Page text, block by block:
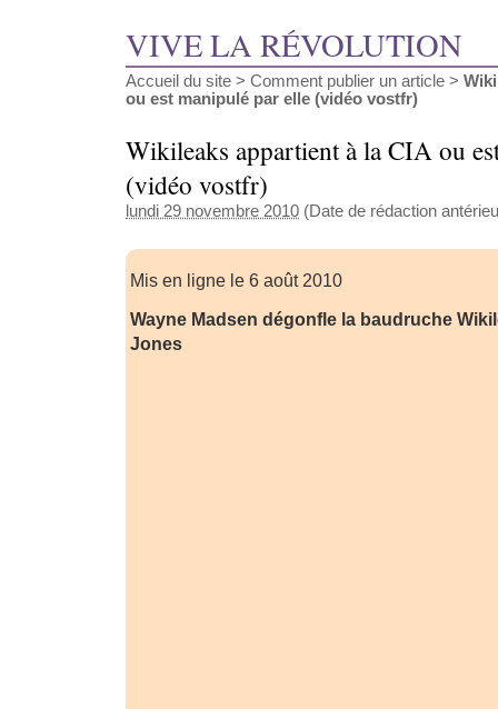
VIVE LA RÉVOLUTION
Accueil du site > Comment publier un article >
ou est manipulé par elle (vidéo vostfr)
Wikileaks appartient à la CIA ou
(vidéo vostfr)
lundi 29 novembre 2010 (Date de rédaction
Mis en ligne le 6 août 2010
Wayne Madsen dégonfle la baudruche
Jones